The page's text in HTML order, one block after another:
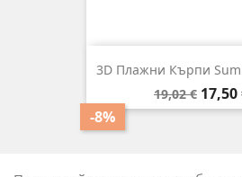
3D Плажни Кърпи
Редовна
цена
19,02 €
-8%
Цена
17,50